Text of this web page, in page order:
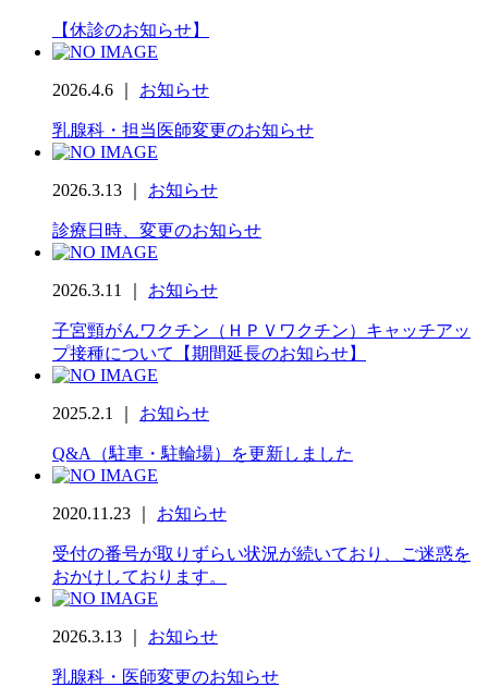
【休診のお知らせ】
2026.4.6 ｜ お知らせ
乳腺科・担当医師変更のお知らせ
2026.3.13 ｜ お知らせ
診療日時、変更のお知らせ
2026.3.11 ｜ お知らせ
子宮頸がんワクチン（ＨＰＶワクチン）キャッチアッ
プ接種について【期間延長のお知らせ】
2025.2.1 ｜ お知らせ
Q&A（駐車・駐輪場）を更新しました
2020.11.23 ｜ お知らせ
受付の番号が取りずらい状況が続いており、ご迷惑を
おかけしております。
2026.3.13 ｜ お知らせ
乳腺科・医師変更のお知らせ